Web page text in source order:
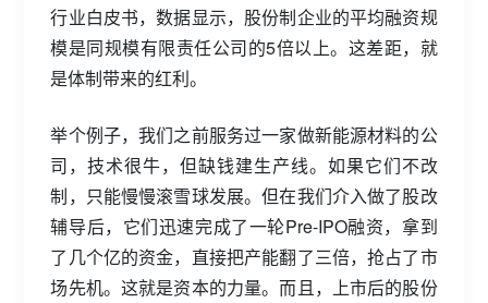
行业白皮书，数据显示，股份制企业的平均融资规
模是同规模有限责任公司的5倍以上。这差距，就
是体制带来的红利。
举个例子，我们之前服务过一家做新能源材料的公
司，技术很牛，但缺钱建生产线。如果它们不改
制，只能慢慢滚雪球发展。但在我们介入做了股改
辅导后，它们迅速完成了一轮Pre-IPO融资，拿到
了几个亿的资金，直接把产能翻了三倍，抢占了市
场先机。这就是资本的力量。而且，上市后的股份